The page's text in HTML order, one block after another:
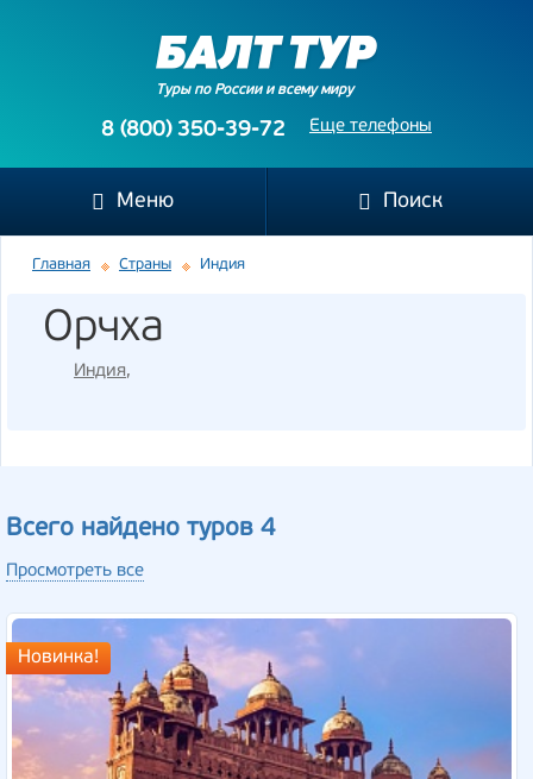
Туры по России и всему миру
Еще телефоны
8 (800) 350-39-72
Меню Поиск
Главная Страны Индия
Орчха
Индия,
Всего найдено туров 4
Просмотреть все
Новинка!